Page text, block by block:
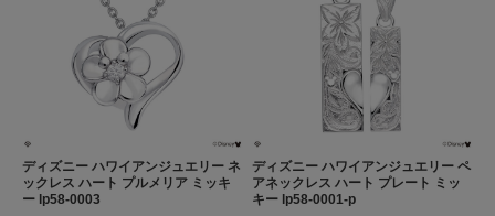
ディズニー ハワイアンジュエリー ネ
ックレス ハート プルメリア ミッキ
ー lp58-0003
ディズニー ハワイアンジュエリー ペ
アネックレス ハート プレート ミッ
キー lp58-0001-p